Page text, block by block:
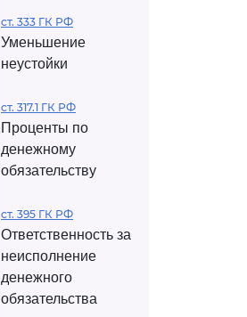
ст. 333 ГК РФ
Уменьшение
неустойки
ст. 317.1 ГК РФ
Проценты по
денежному
обязательству
ст. 395 ГК РФ
Ответственность за
неисполнение
денежного
обязательства